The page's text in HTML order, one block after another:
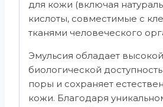
для кожи (включая
кислоты, совместимые с
тканями человеческого
Эмульсия обладает высокой
биологической
поры и сохраняет
кожи. Благодаря